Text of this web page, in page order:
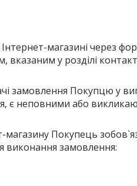
магазині через
у розділі
замовлення Покупцю у
неповними або
Покупець
виконання замовлення: